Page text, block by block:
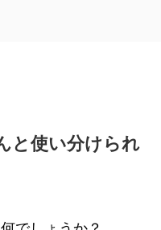
と使い分けられ